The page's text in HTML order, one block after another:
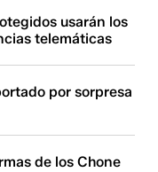
usarán los
telemáticas
por sorpresa
de los Chone